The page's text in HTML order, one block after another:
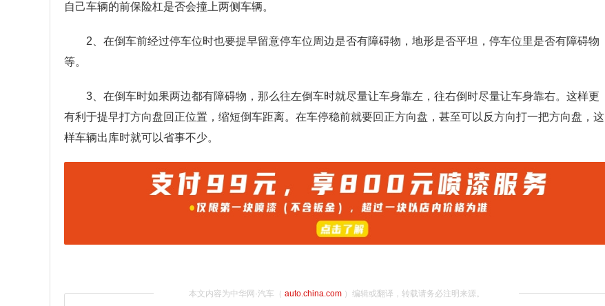
自己车辆的前保险杠是否会撞上两侧车辆。
2、在倒车前经过停车位时也要提早留意停车位周边是否有障碍物，地形是否平坦，停车位里是否有障碍物
等。
3、在倒车时如果两边都有障碍物，那么往左倒车时就尽量让车身靠左，往右倒时尽量让车身靠右。这样更
有利于提早打方向盘回正位置，缩短倒车距离。在车停稳前就要回正方向盘，甚至可以反方向打一把方向盘，这
样车辆出库时就可以省事不少。
本文内容为中华网·汽车（ auto.china.com）编辑或翻译，转载请务必注明来源。